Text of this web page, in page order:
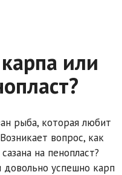
или
рыба, которая любит
вопрос, как
на пенопласт?
успешно карп